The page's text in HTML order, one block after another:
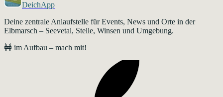
DeichApp
Deine zentrale Anlaufstelle für Events, News und Orte in der
Elbmarsch – Seevetal, Stelle, Winsen und Umgebung.
🚧 im Aufbau – mach mit!